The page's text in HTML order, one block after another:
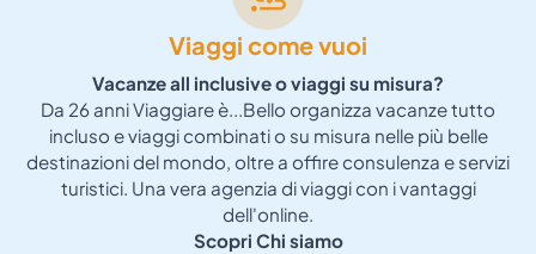
Viaggi come vuoi
Vacanze all inclusive o viaggi su misura?
Da 26 anni Viaggiare è...Bello organizza vacanze tutto
incluso e viaggi combinati o su misura nelle più belle
destinazioni del mondo, oltre a offire consulenza e servizi
turistici. Una vera agenzia di viaggi con i vantaggi
dell'online.
Scopri Chi siamo